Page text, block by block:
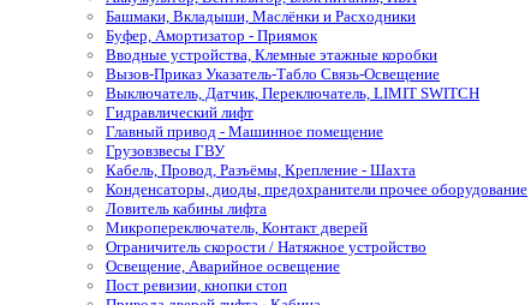
Башмаки, Вкладыши, Маслёнки и Расходники
Буфер, Амортизатор - Приямок
Вводные устройства, Клемные этажные коробки
Вызов-Приказ Указатель-Табло Связь-Освещение
Выключатель, Датчик, Переключатель, LIMIT SWITCH
Гидравлический лифт
Главный привод - Машинное помещение
Грузовзвесы ГВУ
Кабель, Провод, Разъёмы, Крепление - Шахта
Конденсаторы, диоды, предохранители прочее оборудование
Ловитель кабины лифта
Микропереключатель, Контакт дверей
Ограничитель скорости / Натяжное устройство
Освещение, Аварийное освещение
Пост ревизии, кнопки стоп